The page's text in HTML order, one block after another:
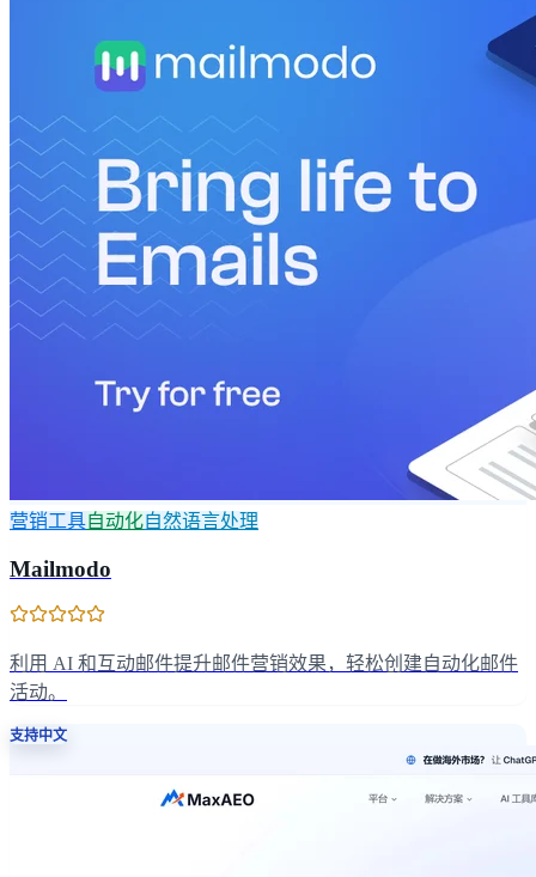
营销工具自动化自然语言处理
Mailmodo
利用 AI 和互动邮件提升邮件营销效果，轻松创建自动化邮件
活动。
支持中文